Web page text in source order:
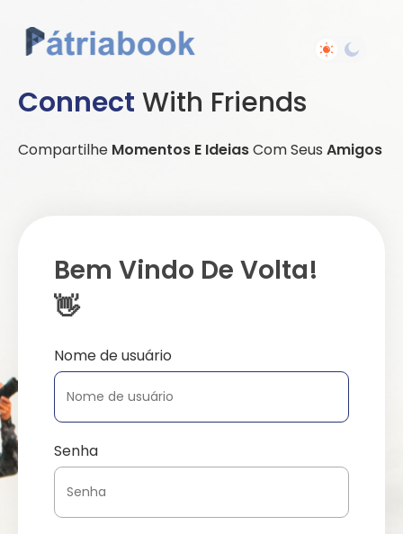
Connect With Friends
Compartilhe Momentos E IdeiasCom Seus Amigos
Bem Vindo De Volta!
👋
Nome de usuário
Senha